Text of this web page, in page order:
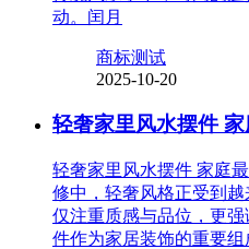
动。闰月
商标测试
2025-10-20
轻奢家里风水摆件
轻奢家里风水摆件 家庭
修中，轻奢风格正受到
仅注重质感与品位，更
件作为家居装饰的重要